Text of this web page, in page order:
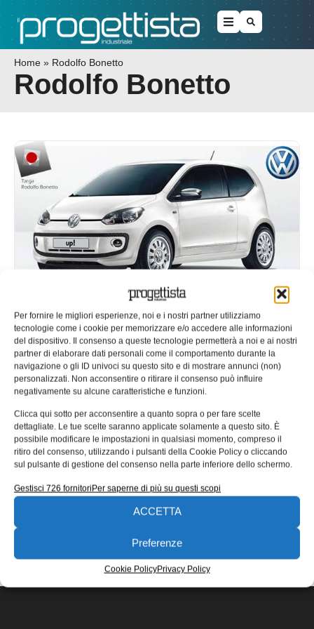
Per fornire le migliori esperienze, noi e i nostri partner utilizziamo
tecnologie come i cookie per memorizzare e/o accedere alle informazioni
del dispositivo. Il consenso a queste tecnologie permetterà a noi e ai nostri
partner di elaborare dati personali come il comportamento durante la
navigazione o gli ID univoci su questo sito e di mostrare annunci (non)
personalizzati. Non acconsentire o ritirare il consenso può influire
negativamente su alcune caratteristiche e funzioni.
Clicca qui sotto per acconsentire a quanto sopra o per fare scelte
dettagliate. Le tue scelte saranno applicate solamente a questo sito. È
possibile modificare le impostazioni in qualsiasi momento, compreso il
ritiro del consenso, utilizzando i pulsanti della Cookie Policy o cliccando
sul pulsante di gestione del consenso nella parte inferiore dello schermo.
Gestisci 726 fornitoriPer saperne di più su questi scopi
ACCETTA
Preferenze
Cookie PolicyPrivacy Policy
Home » Rodolfo Bonetto
Rodolfo Bonetto
Grandi novita’ per la 20°edizione
della Targa Rodolfo Bonetto 2015
Volkswagen Group,sponsor ufficiale della 20° Targa
Rodolfo Bonetto, 2015, ha deciso di riservare in premio al
vincitore della competizione una
16/12/2014
EDICOLA WEB